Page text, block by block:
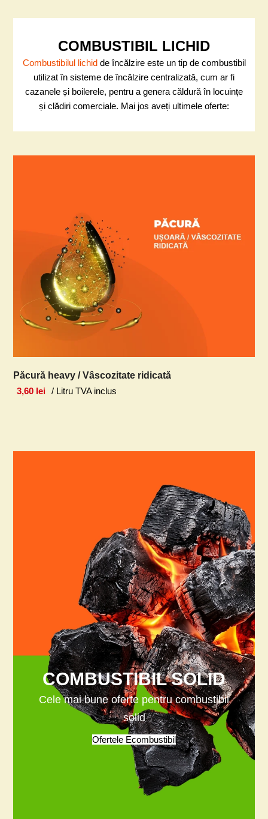
COMBUSTIBIL LICHID
Combustibilul lichidde încălzire este un tip de combustibil
utilizat în sisteme de încălzire centralizată, cum ar fi
cazanele și boilerele, pentru a genera căldură în locuințe
și clădiri comerciale. Mai jos aveți ultimele oferte:
Păcură heavy / Vâscozitate ridicată
3,60 lei / Litru TVA inclus
COMBUSTIBIL SOLID
Cele mai bune oferte pentru combustibil
solid
Ofertele Ecombustibil